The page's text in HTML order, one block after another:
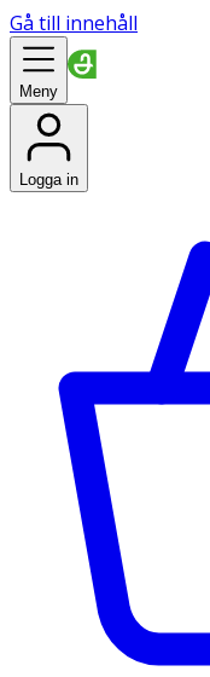
Gå till innehåll
Meny
Logga in